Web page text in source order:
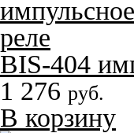
BIS-404
1 276 руб.
В корзину